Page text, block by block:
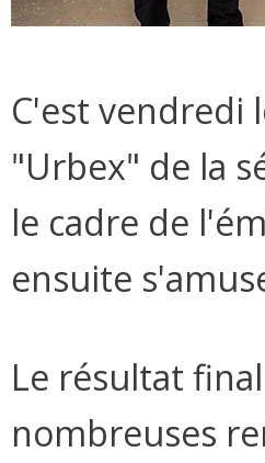
C'est vendredi
"Urbex" de la
le cadre de
ensuite
Le résultat
nombreuses